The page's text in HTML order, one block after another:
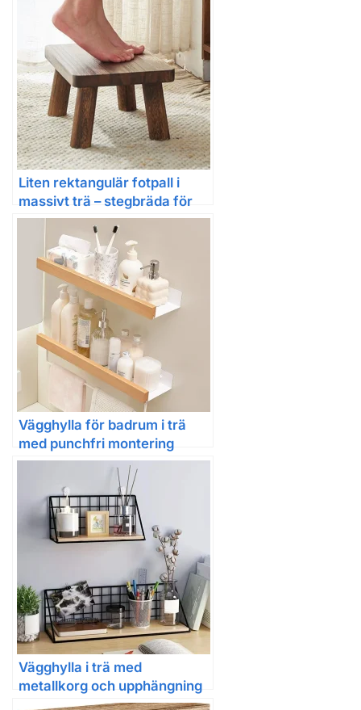
Liten rektangulär fotpall i
massivt trä – stegbräda för
hemmet
Vägghylla för badrum i trä
med punchfri montering
Vägghylla i trä med
metallkorg och upphängning
för förvaring